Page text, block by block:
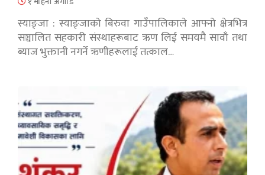
स्याङ्जा : स्याङ्जाको बिरुवा गाउँपालिकाले आफ्नो क्षेत्रभित्र
सञ्चालित सहकारी संस्थाहरूबाट ऋण लिई समयमै सावाँ तथा
ब्याज भुक्तानी नगर्ने ऋणीहरूलाई तत्काल…